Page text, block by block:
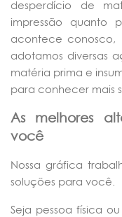
desperdício de
impressão quanto
acontece conosco,
adotamos diversas
matéria prima e
para conhecer mais
As melhores
você
Nossa gráfica
soluções para você.
Seja pessoa física